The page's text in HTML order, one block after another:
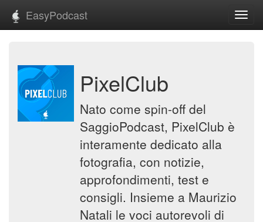
EasyPodcast
PixelClub
Nato come spin-off del
SaggioPodcast, PixelClub è
interamente dedicato alla
fotografia, con notizie,
approfondimenti, test e
consigli. Insieme a Maurizio
Natali le voci autorevoli di